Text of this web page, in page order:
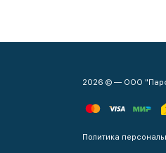
2026 © — ООО
Политика